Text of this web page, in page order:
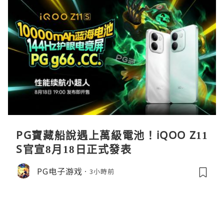
PG寶藏船說遇上萬級電池！iQOO Z11
S官宣8月18日正式發表
PG电子游戏 3小時前